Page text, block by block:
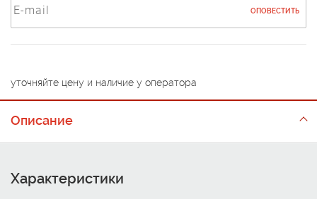
ОПОВЕСТИТЬ
уточняйте цену и наличие у оператора
Описание
Характеристики